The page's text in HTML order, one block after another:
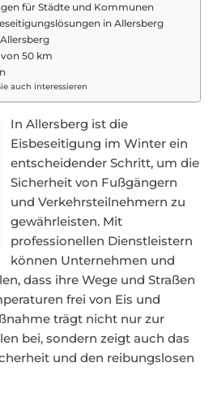
für Städte und Kommunen
in Allersberg
50 km
auch interessieren
In Allersberg ist die
Eisbeseitigung im Winter ein
entscheidender Schritt, um die
Sicherheit von Fußgängern
und Verkehrsteilnehmern zu
gewährleisten. Mit
professionellen Dienstleistern
können Unternehmen und
dass ihre Wege und Straßen
frei von Eis und
trägt nicht nur zur
bei, sondern zeigt auch das
und den reibungslosen